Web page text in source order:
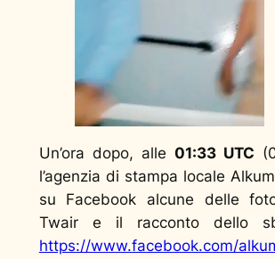
Un’ora dopo, alle 01:33 UTC
l’agenzia di stampa locale
su Facebook alcune delle
Twair e il racconto dello
https://www.facebook.com/